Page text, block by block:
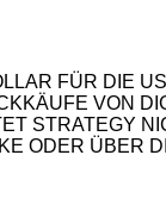
FÜR DIE
VON
ÜBER DIE